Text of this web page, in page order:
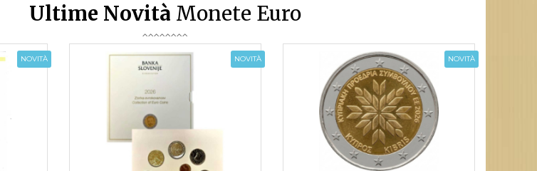
Ultime Novità Monete Euro
NOVITÀ NOVITÀ NOVITÀ